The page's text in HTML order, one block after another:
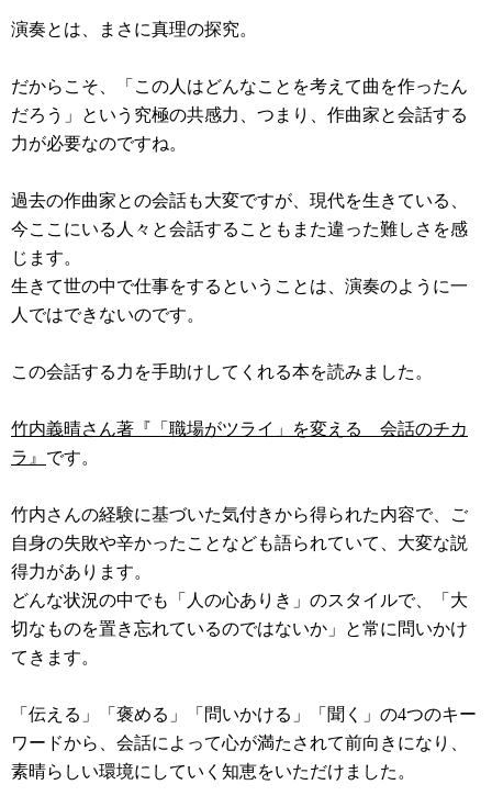
演奏とは、まさに真理の探究。
だからこそ、「この人はどんなことを考えて曲を作ったん
だろう」という究極の共感力、つまり、作曲家と会話する
力が必要なのですね。
過去の作曲家との会話も大変ですが、現代を生きている、
今ここにいる人々と会話することもまた違った難しさを感
じます。
生きて世の中で仕事をするということは、演奏のように一
人ではできないのです。
この会話する力を手助けしてくれる本を読みました。
竹内義晴さん著『「職場がツライ」を変える 会話のチカ
ラ』 です。
竹内さんの経験に基づいた気付きから得られた内容で、ご
自身の失敗や辛かったことなども語られていて、大変な説
得力があります。
どんな状況の中でも「人の心ありき」のスタイルで、「大
切なものを置き忘れているのではないか」と常に問いかけ
てきます。
「伝える」「褒める」「問いかける」「聞く」の4つのキー
ワードから、会話によって心が満たされて前向きになり、
素晴らしい環境にしていく知恵をいただけました。